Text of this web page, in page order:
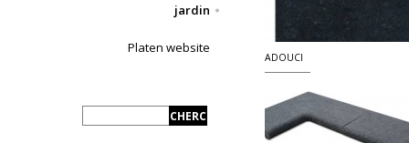
jardin
Platen website
ADOUCI